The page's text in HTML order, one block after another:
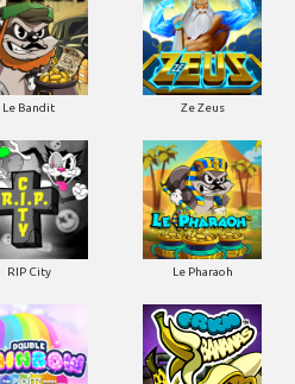
Le Bandit Ze Zeus
RIP City Le Pharaoh